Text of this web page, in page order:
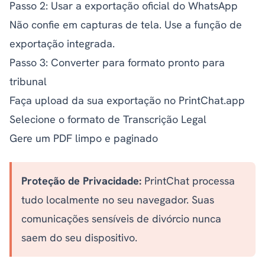
Passo 2: Usar a exportação oficial do WhatsApp
Não confie em capturas de tela. Use a função de
exportação integrada.
Passo 3: Converter para formato pronto para
tribunal
Faça upload da sua exportação no PrintChat.app
Selecione o formato de Transcrição Legal
Gere um PDF limpo e paginado
Proteção de Privacidade: PrintChat processa
tudo localmente no seu navegador. Suas
comunicações sensíveis de divórcio nunca
saem do seu dispositivo.